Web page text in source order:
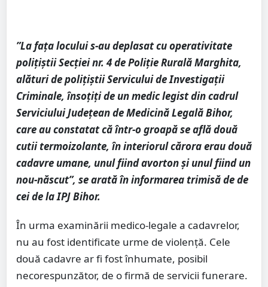
”La fața locului s-au deplasat cu operativitate
polițiștii Secției nr. 4 de Poliție Rurală Marghita,
alături de polițiștii Servicului de Investigații
Criminale, însoțiți de un medic legist din cadrul
Serviciului Județean de Medicină Legală Bihor,
care au constatat că într-o groapă se află două
cutii termoizolante, în interiorul cărora erau două
cadavre umane, unul fiind avorton și unul fiind un
nou-născut”, se arată în informarea trimisă de de
cei de la IPJ Bihor.
În urma examinării medico-legale a cadavrelor,
nu au fost identificate urme de violență. Cele
două cadavre ar fi fost înhumate, posibil
necorespunzător, de o firmă de servicii funerare.